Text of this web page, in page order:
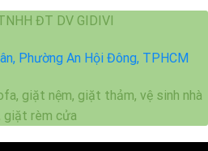
ĐT DV GIDIVI
Phường An Hội Đông, TPHCM
giặt nệm, giặt thảm, vệ sinh nhà
giặt rèm cửa